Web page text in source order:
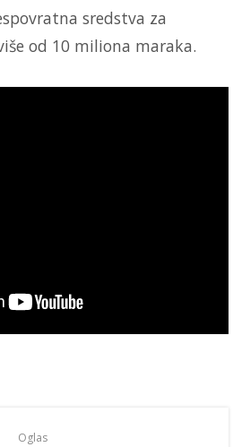
sredstva za
od 10 miliona maraka.
Oglas